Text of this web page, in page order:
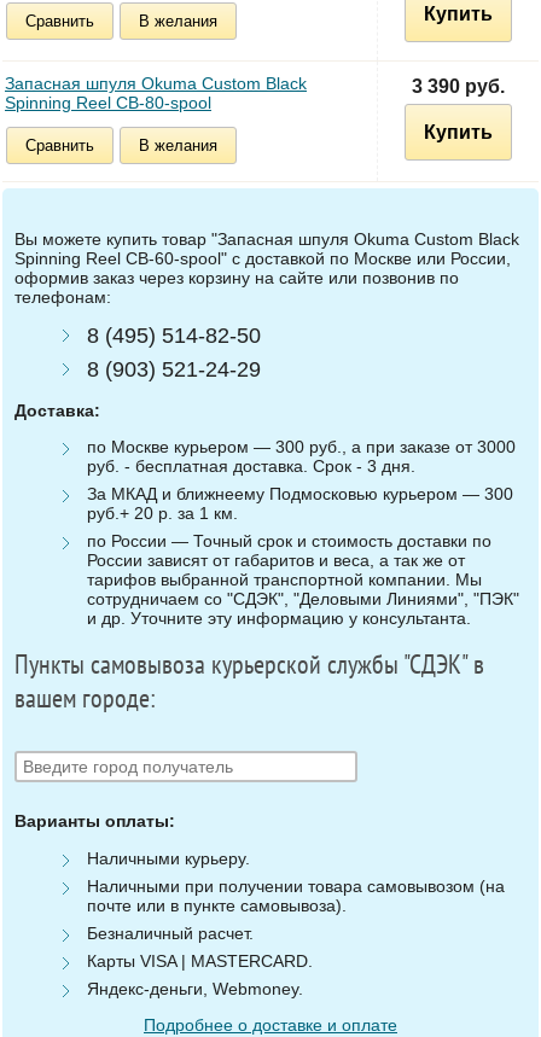
Сравнить
В желания Купить
Запасная шпуля Okuma Custom Black
Spinning Reel CB-80-spool
Сравнить В желания
3 390 руб.
Купить
Вы можете купить товар "Запасная шпуля Okuma Custom Black
Spinning Reel CB-60-spool" с доставкой по Москве или России,
оформив заказ через корзину на сайте или позвонив по
телефонам:
8 (495) 514-82-50
8 (903) 521-24-29
Доставка:
по Москве курьером — 300 руб., а при заказе от 3000
руб. - бесплатная доставка. Срок - 3 дня.
За МКАД и ближнеему Подмосковью курьером — 300
руб.+ 20 р. за 1 км.
по России — Точный срок и стоимость доставки по
России зависят от габаритов и веса, а так же от
тарифов выбранной транспортной компании. Мы
сотрудничаем со "СДЭК", "Деловыми Линиями", "ПЭК"
и др. Уточните эту информацию у консультанта.
Пункты самовывоза курьерской службы "СДЭК" в
вашем городе:
Варианты оплаты:
Наличными курьеру.
Наличными при получении товара самовывозом (на
почте или в пункте самовывоза).
Безналичный расчет.
Карты VISA | MASTERCARD.
Яндекс-деньги, Webmoney.
Подробнее о доставке и оплате